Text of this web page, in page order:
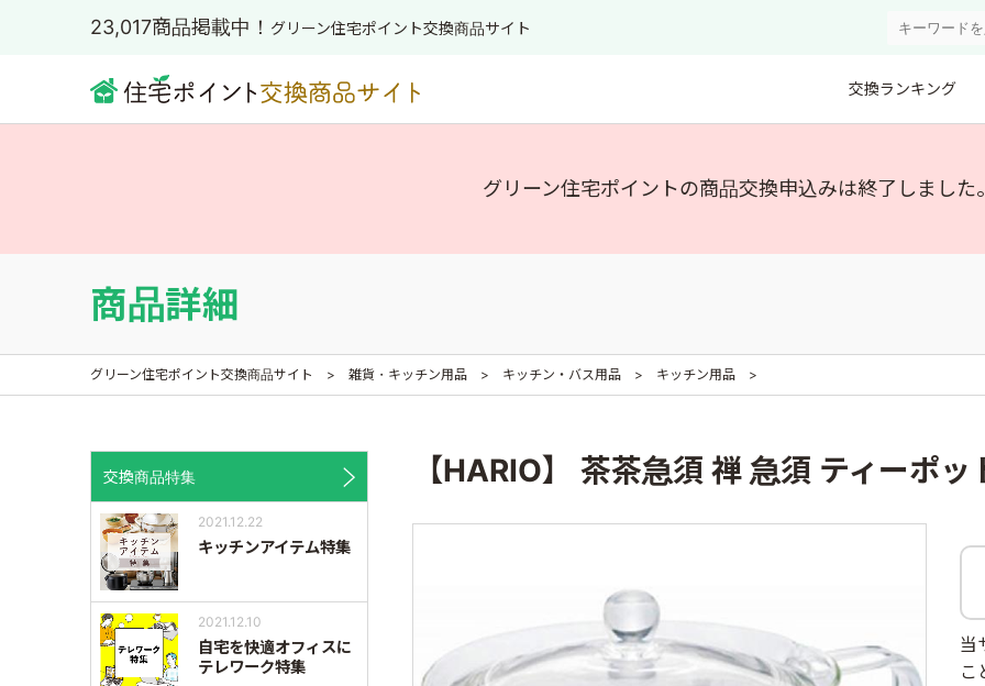
23,017商品掲載中！ グリーン住宅ポイント交換商品サイト
交換ランキング
グリーン住宅ポイントの商品交換申込みは終了しました
商品詳細
グリーン住宅ポイント交換商品サイト 雑貨・キッチン用品 キッチン・バス用品 キッチン用品
【HARIO】 茶茶急須 禅 急須 ティーポ
当
こ
交換商品特集
2021.12.22
キッチンアイテム特集
2021.12.10
自宅を快適オフィスに
テレワーク特集